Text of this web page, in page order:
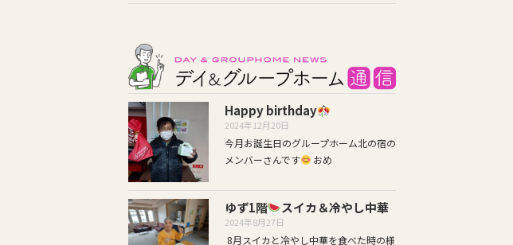
Happy birthday
2024年12月20日
今月お誕生日のグループホーム北の宿の
メンバーさんです
おめ
ゆず1階 スイカ＆冷やし中華
2024年8月27日
8月スイカと冷やし中華を食べた時の様